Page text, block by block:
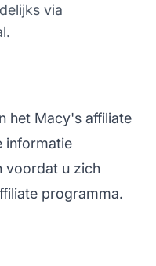
via
het Macy's affiliate
informatie
voordat u zich
programma.